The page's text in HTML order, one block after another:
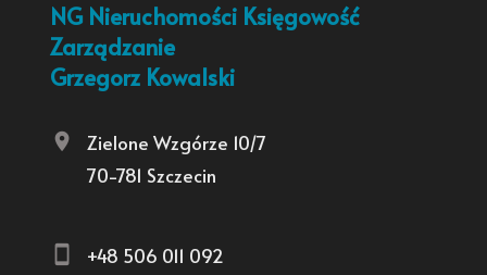
NG Nieruchomości Księgowość
Zarządzanie
Grzegorz Kowalski
Zielone Wzgórze 10/7
70-781 Szczecin
+48 506 011 092